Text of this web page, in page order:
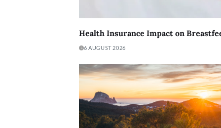
Health Insurance Impact on
6 AUGUST 2026